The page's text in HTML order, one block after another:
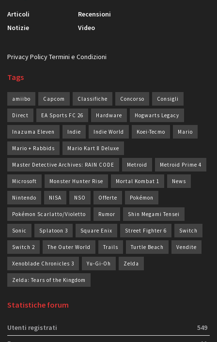
Articoli
Notizie
Recensioni
Video
Privacy PolicyTermini e Condizioni
Tags
amiibo Capcom Classifiche Concorso Consigli
Direct EA Sports FC 26 Hardware Hogwarts Legacy
Inazuma Eleven Indie Indie World Koei-Tecmo Mario
Mario + Rabbids Mario Kart 8 Deluxe
Master Detective Archives: RAIN CODE Metroid Metroid Prime 4
Microsoft Monster Hunter Rise Mortal Kombat 1 News
Nintendo NISA NSO Offerte Pokémon
Pokémon Scarlatto/Violetto Rumor Shin Megami Tensei
Sonic Splatoon 3 Square Enix Street Fighter 6 Switch
Switch 2 The Outer World Trails Turtle Beach Vendite
Xenoblade Chronicles 3 Yu-Gi-Oh Zelda
Zelda: Tears of the Kingdom
Statistiche forum
Utenti registrati
549